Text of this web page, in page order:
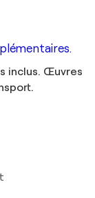
inclus. Œuvres